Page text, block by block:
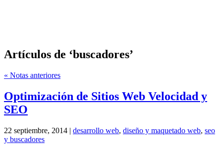
Artículos de ‘buscadores’
« Notas anteriores
Optimización de Sitios Web Velocidad y
SEO
22 septiembre, 2014 | desarrollo web, diseño y maquetado web, seo
y buscadores